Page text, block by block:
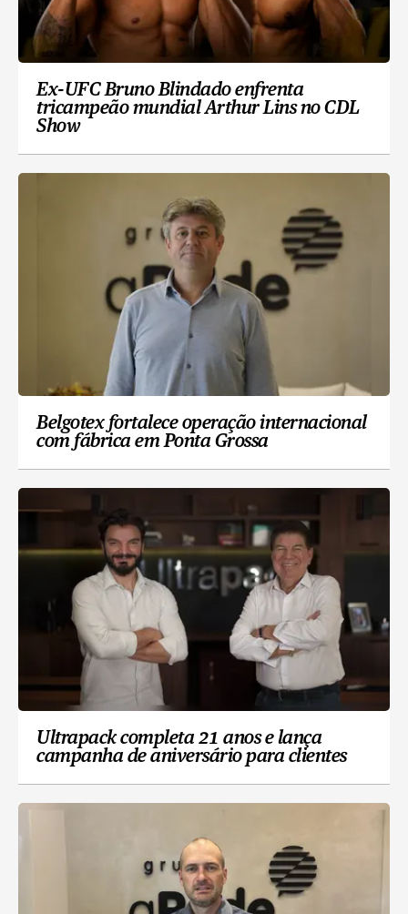
Ex-UFC Bruno Blindado enfrenta
tricampeão mundial Arthur Lins no CDL
Show
Belgotex fortalece operação internacional
com fábrica em Ponta Grossa
Ultrapack completa 21 anos e lança
campanha de aniversário para clientes